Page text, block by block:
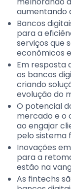
aumentando
Bancos
para a
serviços que
econômicos
Em resposta
os bancos
criando
evolução do
O potencial
mercado e o
ao engajar
pelo sistema
Inovações
para a
estão na
As fintechs